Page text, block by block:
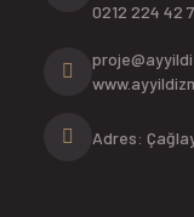
0212 224 42
Adres: